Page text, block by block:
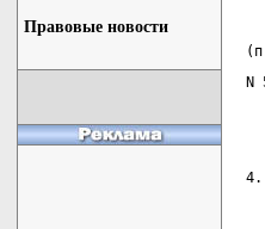
Правовые новости
N
4.